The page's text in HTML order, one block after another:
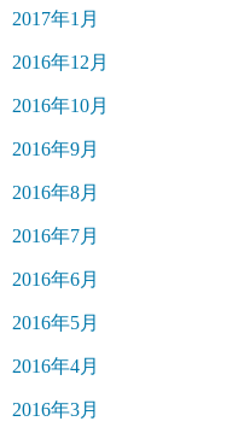
2017年1月
2016年12月
2016年10月
2016年9月
2016年8月
2016年7月
2016年6月
2016年5月
2016年4月
2016年3月